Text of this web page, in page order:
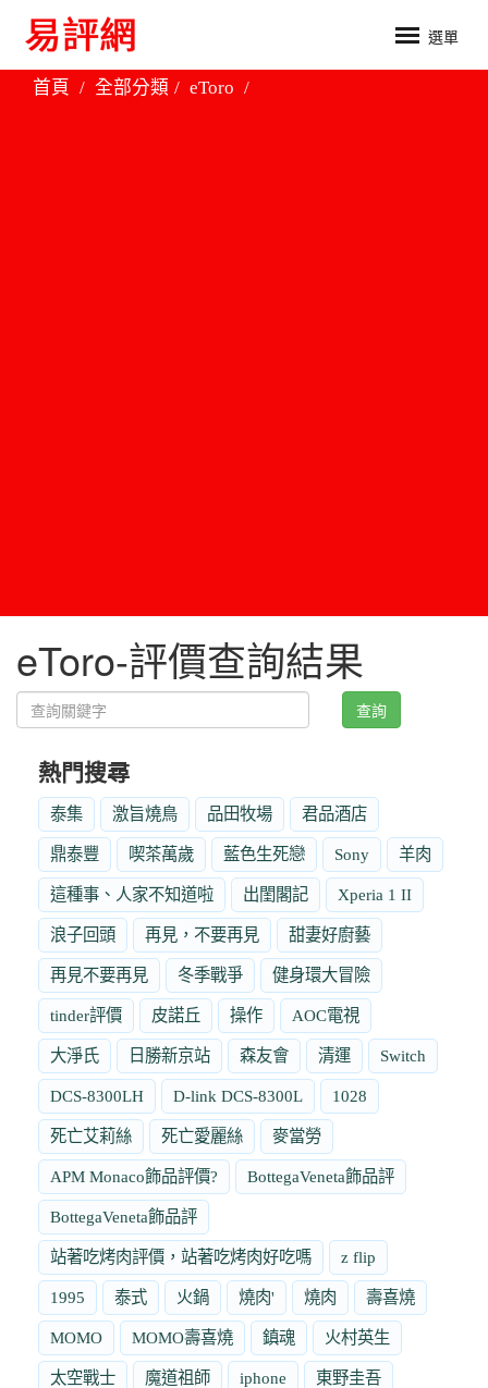
選單
首頁 全部分類 eToro
eToro-評價查詢結果
查詢
熱門搜尋
泰集 激旨燒鳥 品田牧場 君品酒店
鼎泰豐 喫茶萬歲 藍色生死戀 Sony 羊肉
這種事、人家不知道啦 出閨閣記 Xperia 1 II
浪子回頭 再見，不要再見 甜妻好廚藝
再見不要再見 冬季戰爭 健身環大冒險
tinder評價 皮諾丘 操作 AOC電視
大淨氏 日勝新京站 森友會 清運 Switch
DCS-8300LH D-link DCS-8300L 1028
死亡艾莉絲 死亡愛麗絲 麥當勞
APM Monaco飾品評價? BottegaVeneta飾品評
BottegaVeneta飾品評
站著吃烤肉評價，站著吃烤肉好吃嗎 z flip
1995 泰式 火鍋 燒肉' 燒肉 壽喜燒
MOMO MOMO壽喜燒 鎮魂 火村英生
太空戰士 魔道祖師 iphone 東野圭吾